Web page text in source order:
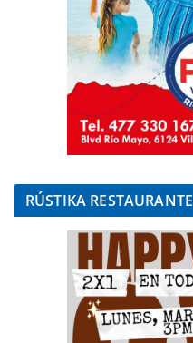
RÚSTIKA RESTAURANTE